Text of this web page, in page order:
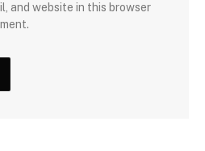
and website in this browser